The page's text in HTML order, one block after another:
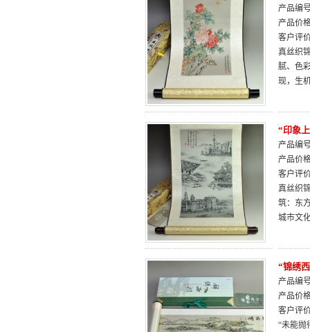
产品编
产品价
客户评
真丝织
腻、色
现，生
“印象
产品编
产品价
客户评
真丝织
筑：东
城市文
“锦绣
产品编
产品价
客户评
“未能抛